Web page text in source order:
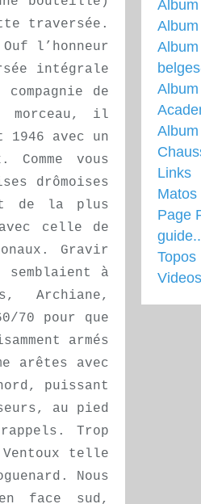
traversée.
l’honneur
intégrale
de
morceau, il
avec un
vous
drômoises
de la plus
celle de
Gravir
à
Archiane,
70 pour que
armés
arêtes avec
puissant
au pied
Trop
telle
Nous
face sud,
Links
Matos
Page
Topos
Videos